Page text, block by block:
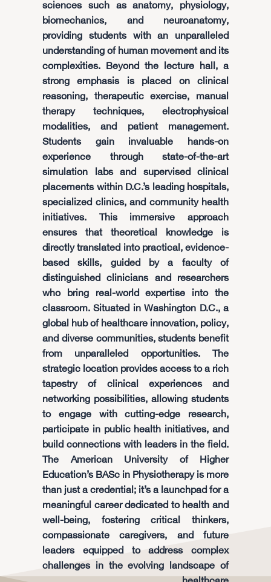
sciences such as anatomy, physiology,
biomechanics, and neuroanatomy,
providing students with an unparalleled
understanding of human movement and its
complexities. Beyond the lecture hall, a
strong emphasis is placed on clinical
reasoning, therapeutic exercise, manual
therapy techniques, electrophysical
modalities, and patient management.
Students gain invaluable hands-on
experience through state-of-the-art
simulation labs and supervised clinical
placements within D.C.’s leading hospitals,
specialized clinics, and community health
initiatives. This immersive approach
ensures that theoretical knowledge is
directly translated into practical, evidence-
based skills, guided by a faculty of
distinguished clinicians and researchers
who bring real-world expertise into the
classroom. Situated in Washington D.C., a
global hub of healthcare innovation, policy,
and diverse communities, students benefit
from unparalleled opportunities. The
strategic location provides access to a rich
tapestry of clinical experiences and
networking possibilities, allowing students
to engage with cutting-edge research,
participate in public health initiatives, and
build connections with leaders in the field.
The American University of Higher
Education’s BASc in Physiotherapy is more
than just a credential; it’s a launchpad for a
meaningful career dedicated to health and
well-being, fostering critical thinkers,
compassionate caregivers, and future
leaders equipped to address complex
challenges in the evolving landscape of